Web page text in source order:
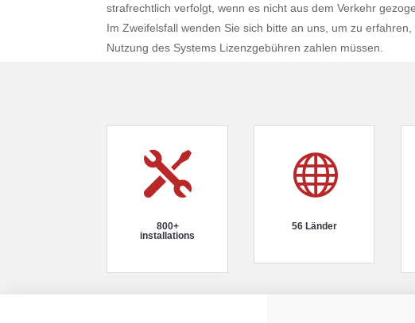
strafrechtlich verfolgt, wenn es nicht aus dem Verkehr
Im Zweifelsfall wenden Sie sich bitte an uns, um zu erfahren,
Nutzung des Systems Lizenzgebühren zahlen müssen.

800+
installations

56 Länder